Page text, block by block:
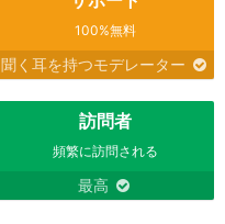
100%無料
聞く耳を持つモデレーター
訪問者
頻繁に訪問される
最高